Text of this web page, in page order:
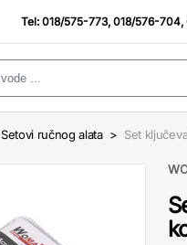
Tel:018/575-773,018/576-704,
Setovi ručnog alata > Set